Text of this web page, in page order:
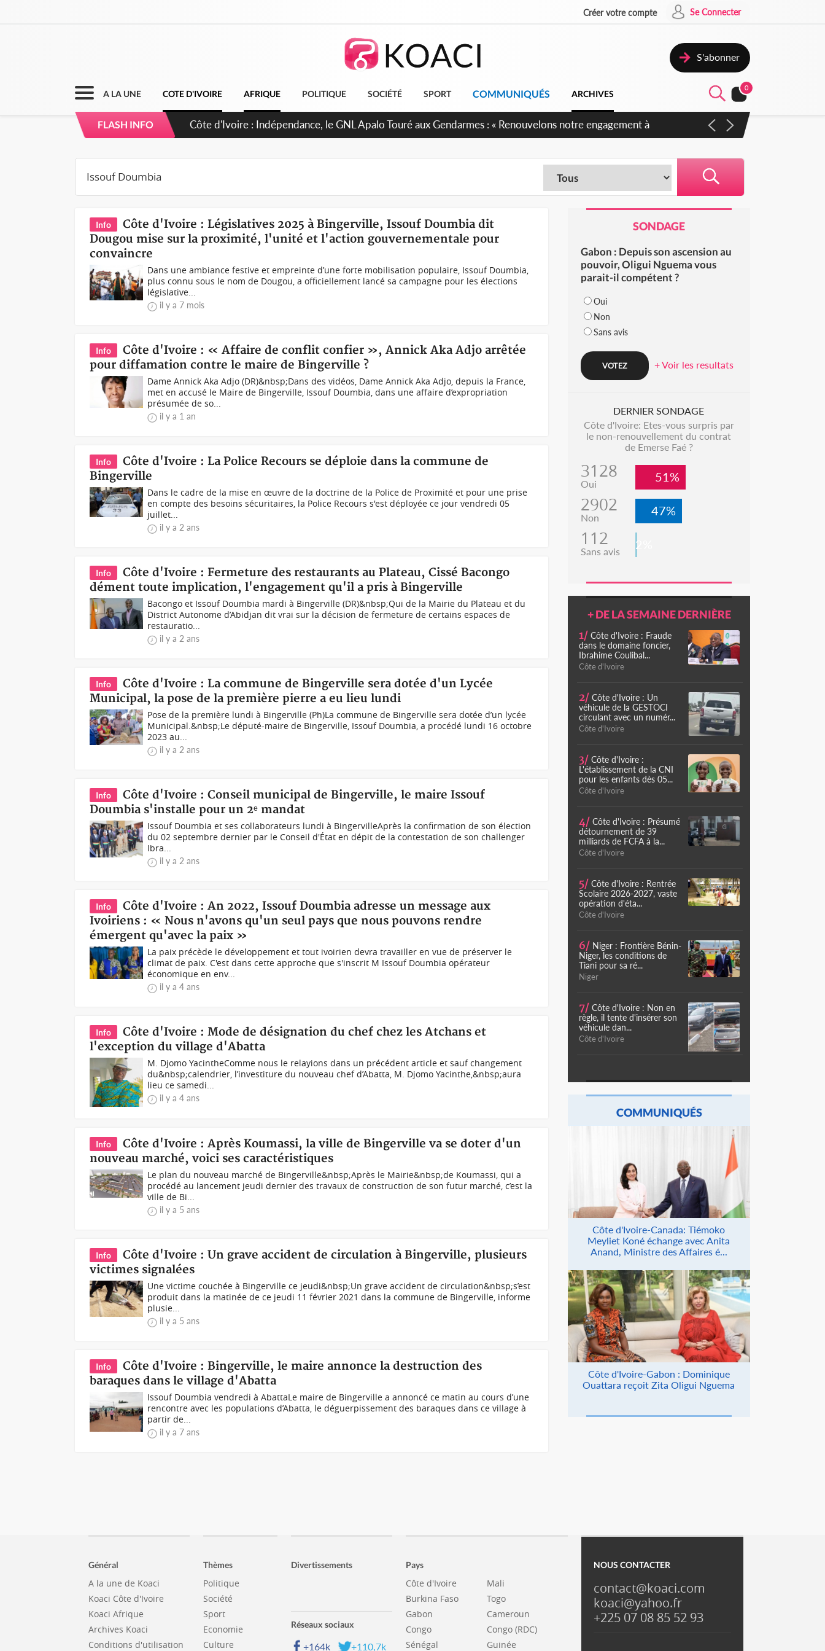
Créer votre compte Se Connecter
S'abonner
A LA UNE COTE D'IVOIRE AFRIQUE POLITIQUE SOCIÉTÉ SPORT COMMUNIQUÉS ARCHIVES
0
FLASH INFO
Côte d'Ivoire : Indépendance, le GNL Apalo Touré aux Gendarmes : « Renouvelons notre engagement à
Info
Côte d'Ivoire : Législatives 2025 à Bingerville, Issouf Doumbia dit
Dougou mise sur la proximité, l'unité et l'action gouvernementale pour
convaincre
Dans une ambiance festive et empreinte d’une forte mobilisation populaire, Issouf Doumbia,
plus connu sous le nom de Dougou, a officiellement lancé sa campagne pour les élections
législative...
il y a 7 mois
Info
Côte d'Ivoire : « Affaire de conflit confier », Annick Aka Adjo arrêtée
pour diffamation contre le maire de Bingerville ?
Dame Annick Aka Adjo (DR)&nbsp;Dans des vidéos, Dame Annick Aka Adjo, depuis la France,
met en accusé le Maire de Bingerville, Issouf Doumbia, dans une affaire d’expropriation
présumée de so...
il y a 1 an
Info
Côte d'Ivoire : La Police Recours se déploie dans la commune de
Bingerville
Dans le cadre de la mise en œuvre de la doctrine de la Police de Proximité et pour une prise
en compte des besoins sécuritaires, la Police Recours s'est déployée ce jour vendredi 05
juillet...
il y a 2 ans
Info
Côte d'Ivoire : Fermeture des restaurants au Plateau, Cissé Bacongo
dément toute implication, l'engagement qu'il a pris à Bingerville
Bacongo et Issouf Doumbia mardi à Bingerville (DR)&nbsp;Qui de la Mairie du Plateau et du
District Autonome d’Abidjan dit vrai sur la décision de fermeture de certains espaces de
restauratio...
il y a 2 ans
Info
Côte d'Ivoire : La commune de Bingerville sera dotée d'un Lycée
Municipal, la pose de la première pierre a eu lieu lundi
Pose de la première lundi à Bingerville (Ph)La commune de Bingerville sera dotée d’un lycée
Municipal.&nbsp;Le député-maire de Bingerville, Issouf Doumbia, a procédé lundi 16 octobre
2023 au...
il y a 2 ans
Info
Côte d'Ivoire : Conseil municipal de Bingerville, le maire Issouf
Doumbia s'installe pour un 2ᵉ mandat
Issouf Doumbia et ses collaborateurs lundi à BingervilleAprès la confirmation de son élection
du 02 septembre dernier par le Conseil d'État en dépit de la contestation de son challenger
Ibra...
il y a 2 ans
Info
Côte d'Ivoire : An 2022, Issouf Doumbia adresse un message aux
Ivoiriens : « Nous n'avons qu'un seul pays que nous pouvons rendre
émergent qu'avec la paix »
La paix précède le développement et tout ivoirien devra travailler en vue de préserver le
climat de paix. C'est dans cette approche que s'inscrit M Issouf Doumbia opérateur
économique en env...
il y a 4 ans
Info
Côte d'Ivoire : Mode de désignation du chef chez les Atchans et
l'exception du village d'Abatta
M. Djomo YacintheComme nous le relayions dans un précédent article et sauf changement
du&nbsp;calendrier, l’investiture du nouveau chef d’Abatta, M. Djomo Yacinthe,&nbsp;aura
lieu ce samedi...
il y a 4 ans
Info
Côte d'Ivoire : Après Koumassi, la ville de Bingerville va se doter d'un
nouveau marché, voici ses caractéristiques
Le plan du nouveau marché de Bingerville&nbsp;Après le Mairie&nbsp;de Koumassi, qui a
procédé au lancement jeudi dernier des travaux de construction de son futur marché, c’est la
ville de Bi...
il y a 5 ans
Info
Côte d'Ivoire : Un grave accident de circulation à Bingerville, plusieurs
victimes signalées
Une victime couchée à Bingerville ce jeudi&nbsp;Un grave accident de circulation&nbsp;s’est
produit dans la matinée de ce jeudi 11 février 2021 dans la commune de Bingerville, informe
plusie...
il y a 5 ans
Info
Côte d'Ivoire : Bingerville, le maire annonce la destruction des
baraques dans le village d'Abatta
Issouf Doumbia vendredi à AbattaLe maire de Bingerville a annoncé ce matin au cours d’une
rencontre avec les populations d’Abatta, le déguerpissement des baraques dans ce village à
partir de...
il y a 7 ans
SONDAGE
Gabon : Depuis son ascension au
pouvoir, Oligui Nguema vous
parait-il compétent ?
Oui
Non
Sans avis
+ Voir les resultats
DERNIER SONDAGE
Côte d'Ivoire: Etes-vous surpris par
le non-renouvellement du contrat
de Emerse Faé ?
3128
Oui 51%
2902
Non 47%
112
Sans avis 2%
+ DE LA SEMAINE DERNIÈRE
1/ Côte d'Ivoire : Fraude
dans le domaine foncier,
Ibrahime Coulibal...
Côte d'Ivoire
2/ Côte d'Ivoire : Un
véhicule de la GESTOCI
circulant avec un numér...
Côte d'Ivoire
3/ Côte d'Ivoire :
L'établissement de la CNI
pour les enfants dès 05...
Côte d'Ivoire
4/ Côte d'Ivoire : Présumé
détournement de 39
milliards de FCFA à la...
Côte d'Ivoire
5/ Côte d'Ivoire : Rentrée
Scolaire 2026-2027, vaste
opération d'éta...
Côte d'Ivoire
6/ Niger : Frontière Bénin-
Niger, les conditions de
Tiani pour sa ré...
Niger
7/ Côte d'Ivoire : Non en
règle, il tente d'insérer son
véhicule dan...
Côte d'Ivoire
COMMUNIQUÉS
Côte d'Ivoire-Canada: Tiémoko
Meyliet Koné échange avec Anita
Anand, Ministre des Affaires é...
Côte d'Ivoire-Gabon : Dominique
Ouattara reçoit Zita Oligui Nguema
Général
A la une de Koaci
Koaci Côte d'Ivoire
Koaci Afrique
Archives Koaci
Conditions d'utilisation
Thèmes
Politique
Société
Sport
Economie
Culture
Divertissements
Réseaux sociaux
+164k +110,7k
Pays
Côte d'Ivoire
Burkina Faso
Gabon
Congo
Sénégal
Mali
Togo
Cameroun
Congo (RDC)
Guinée
NOUS CONTACTER
contact@koaci.com
koaci@yahoo.fr
+225 07 08 85 52 93